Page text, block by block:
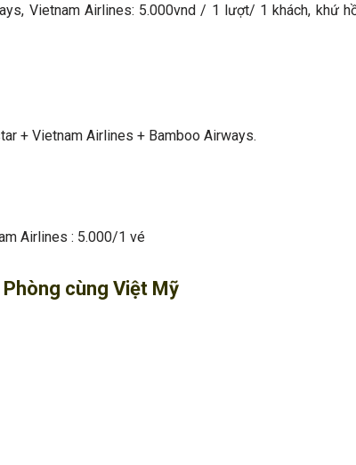
Vietnam Airlines: 5.000vnd / 1 lượt/ 1 khách, khứ
+ Vietnam Airlines + Bamboo Airways.
Airlines : 5.000/1 vé
cùng Việt Mỹ